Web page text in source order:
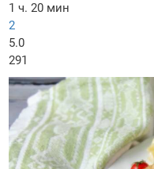
1 ч. 20 мин
2
5.0
291